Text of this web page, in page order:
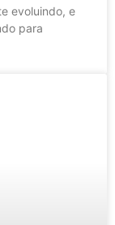
evoluindo, e
para